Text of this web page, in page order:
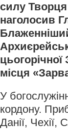
силу
наголосив
місця
У
кордону.
Данії, Чехії,